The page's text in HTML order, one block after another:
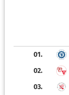
01.
02.
03.